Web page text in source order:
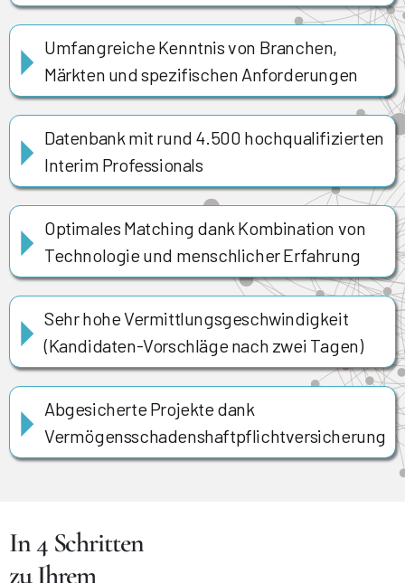
Umfangreiche Kenntnis von Branchen,
Märkten und spezifischen Anforderungen
Datenbank mit rund 4.500 hochqualifizierten
Interim Professionals
Optimales Matching dank Kombination von
Technologie und menschlicher Erfahrung
Sehr hohe Vermittlungsgeschwindigkeit
(Kandidaten-Vorschläge nach zwei Tagen)
Abgesicherte Projekte dank
Vermögensschadenshaftpflichtversicherung
In 4 Schritten
zu Ihrem